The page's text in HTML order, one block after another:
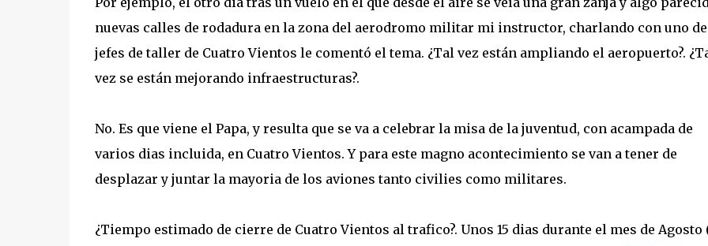
nuevas calles de rodadura en la zona del aerodromo militar mi instructor, charlando con uno
jefes de taller de Cuatro Vientos le comentó el tema. ¿Tal vez están ampliando el aeropuerto?.
vez se están mejorando infraestructuras?.
No. Es que viene el Papa, y resulta que se va a celebrar la misa de la juventud, con acampada de
varios dias incluida, en Cuatro Vientos. Y para este magno acontecimiento se van a tener de
desplazar y juntar la mayoria de los aviones tanto civilies como militares.
¿Tiempo estimado de cierre de Cuatro Vientos al trafico?. Unos 15 dias durante el mes de Agosto